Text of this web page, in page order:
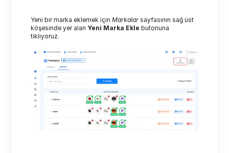
Yeni bir marka eklemek için Markalar sayfasının sağ üst
köşesinde yer alan Yeni Marka Ekle butonuna
tıklıyoruz.